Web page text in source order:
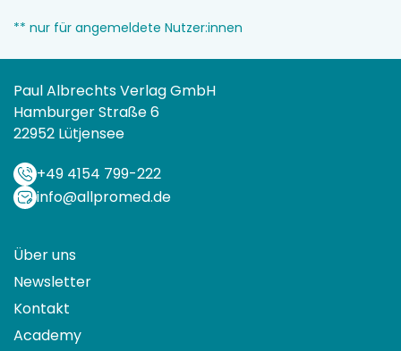
** nur für angemeldete Nutzer:innen
Paul Albrechts Verlag GmbH
Hamburger Straße 6
22952 Lütjensee
+49 4154 799-222
info@allpromed.de
Über uns
Newsletter
Kontakt
Academy